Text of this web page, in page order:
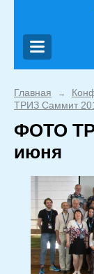
Главная →
ТРИЗ Саммит
ФОТО
июня